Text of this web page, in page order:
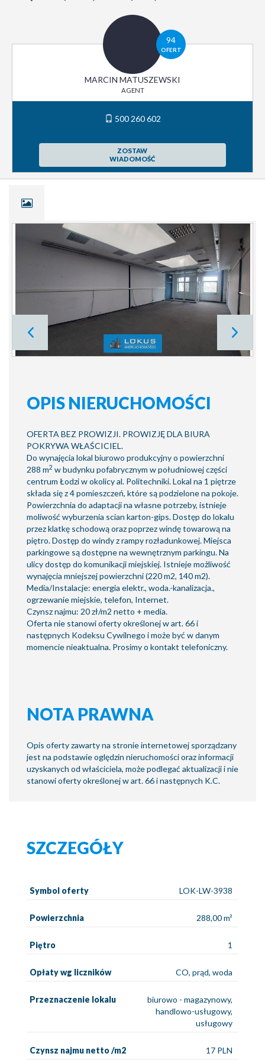
94
OFERT
MARCIN MATUSZEWSKI
AGENT
500 260 602
ZOSTAW
WIADOMOŚĆ
OPIS NIERUCHOMOŚCI
OFERTA BEZ PROWIZJI. PROWIZJĘ DLA BIURA
POKRYWA WŁAŚCICIEL.
Do wynajęcia lokal biurowo produkcyjny o powierzchni
288 m2 w budynku pofabrycznym w południowej części
centrum Łodzi w okolicy al. Politechniki. Lokal na 1 piętrze
składa się z 4 pomieszczeń, które są podzielone na pokoje.
Powierzchnia do adaptacji na własne potrzeby, istnieje
moliwość wyburzenia scian karton-gips. Dostęp do lokalu
przez klatkę schodową oraz poprzez windę towarową na
piętro. Dostęp do windy z rampy rozładunkowej. Miejsca
parkingowe są dostępne na wewnętrznym parkingu. Na
ulicy dostęp do komunikacji miejskiej. Istnieje możliwość
wynajęcia mniejszej powierzchni (220 m2, 140 m2).
Media/Instalacje: energia elektr., woda.-kanalizacja.,
ogrzewanie miejskie, telefon, Internet.
Czynsz najmu: 20 zł/m2 netto + media.
Oferta nie stanowi oferty określonej w art. 66 i
następnych Kodeksu Cywilnego i może być w danym
momencie nieaktualna. Prosimy o kontakt telefoniczny.
NOTA PRAWNA
Opis oferty zawarty na stronie internetowej sporządzany
jest na podstawie oględzin nieruchomości oraz informacji
uzyskanych od właściciela, może podlegać aktualizacji i nie
stanowi oferty określonej w art. 66 i następnych K.C.
SZCZEGÓŁY
Symbol oferty LOK-LW-3938
Powierzchnia 288,00 m²
Piętro 1
Opłaty wg liczników CO, prąd, woda
Przeznaczenie lokalu
biurowo - magazynowy,
handlowo-usługowy,
usługowy
Czynsz najmu netto /m2 17 PLN